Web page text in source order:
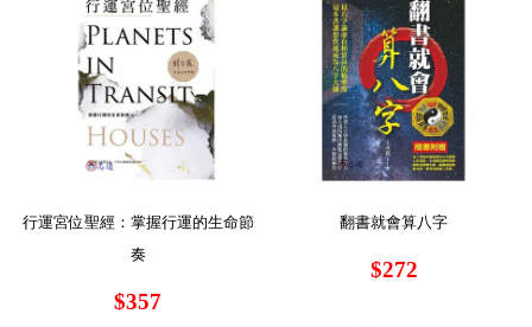
行運宮位聖經：掌握行運的生命節
奏
$357
翻書就會算八字
$272